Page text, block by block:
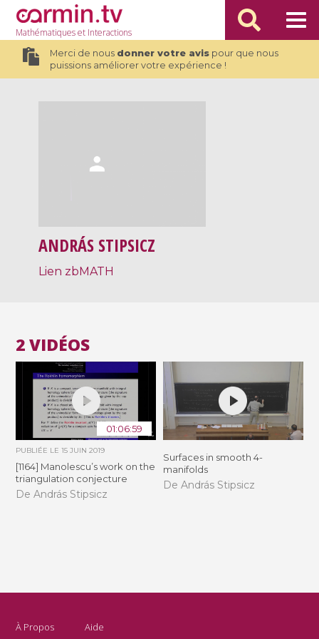
Mathématiqueset Interactions
Merci de nous donner votre avispour que nous
puissions améliorer votre expérience !
ANDRÁS STIPSICZ
Lien zbMATH
2 VIDÉOS
01:06:59
PUBLIÉE LE15 JUIN 2019
[1164] Manolescu’s work on the
triangulation conjecture
De András Stipsicz
Surfaces in smooth 4-
manifolds
De András Stipsicz
À Propos Aide